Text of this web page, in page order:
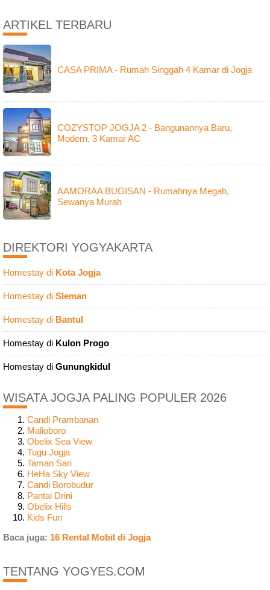
ARTIKEL TERBARU
CASA PRIMA - Rumah Singgah 4 Kamar di Jogja
COZYSTOP JOGJA 2 - Bangunannya Baru,
Modern, 3 Kamar AC
AAMORAA BUGISAN - Rumahnya Megah,
Sewanya Murah
DIREKTORI YOGYAKARTA
Homestay di Kota Jogja
Homestay di Sleman
Homestay di Bantul
Homestay di Kulon Progo
Homestay di Gunungkidul
WISATA JOGJA PALING POPULER 2026
Candi Prambanan
Malioboro
Obelix Sea View
Tugu Jogja
Taman Sari
HeHa Sky View
Candi Borobudur
Pantai Drini
Obelix Hills
Kids Fun
Baca juga: 16 Rental Mobil di Jogja
TENTANG YOGYES.COM